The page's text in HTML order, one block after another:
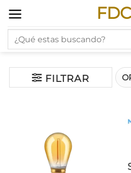
Saltar
contenido
FDC
Buscar
por:
FILTRAR